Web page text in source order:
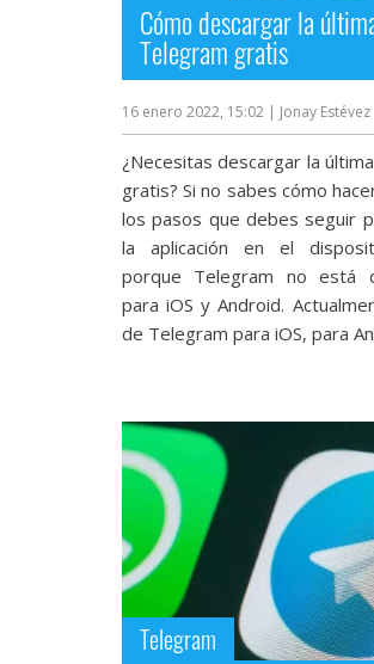
Cómo descargar la
Telegram gratis
16 enero 2022, 15:02 | Jonay Estévez
¿Necesitas descargar la
gratis? Si no sabes cómo
los pasos que debes seguir
la aplicación en el
porque Telegram no está
para iOS y Android.
de Telegram para iOS, para
Telegram